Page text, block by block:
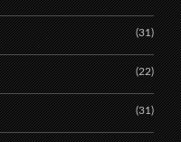
(31)
(22)
(31)